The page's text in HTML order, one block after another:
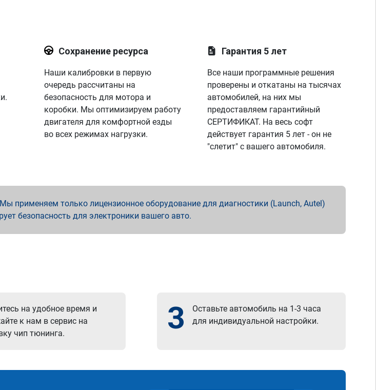
Сохранение ресурса
Наши калибровки в первую
очередь рассчитаны на
безопасность для мотора и
коробки. Мы оптимизируем работу
двигателя для комфортной езды
во всех режимах нагрузки.
Гарантия 5 лет
Все наши программные решения
проверены и откатаны на тысячах
автомобилей, на них мы
предоставляем гарантийный
СЕРТИФИКАТ. На весь софт
действует гарантия 5 лет - он не
"слетит" с вашего автомобиля.
применяем только лицензионное оборудование для диагностики (Launch, Autel)
безопасность для электроники вашего авто.
на удобное время и
к нам в сервис на
чип тюнинга.
3
Оставьте автомобиль на 1-3 часа
для индивидуальной настройки.